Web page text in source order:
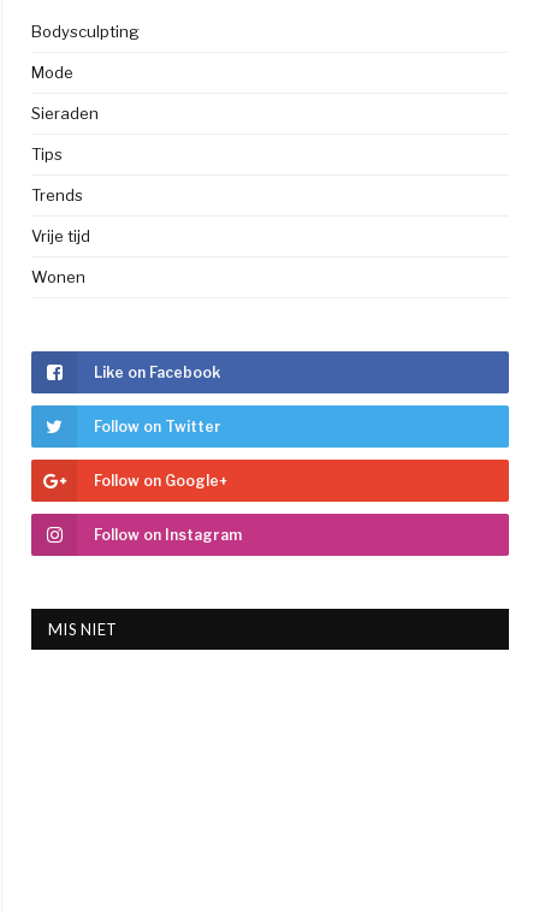
Bodysculpting
Mode
Sieraden
Tips
Trends
Vrije tijd
Wonen
Like on Facebook
Follow on Twitter
Follow on Google+
Follow on Instagram
MIS NIET